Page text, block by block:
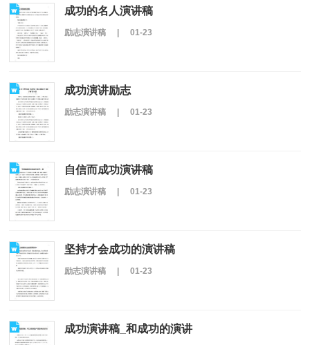
成功的名人演讲稿
励志演讲稿 01-23
成功演讲励志
励志演讲稿 01-23
自信而成功演讲稿
励志演讲稿 01-23
坚持才会成功的演讲稿
励志演讲稿 01-23
成功演讲稿_和成功的演讲